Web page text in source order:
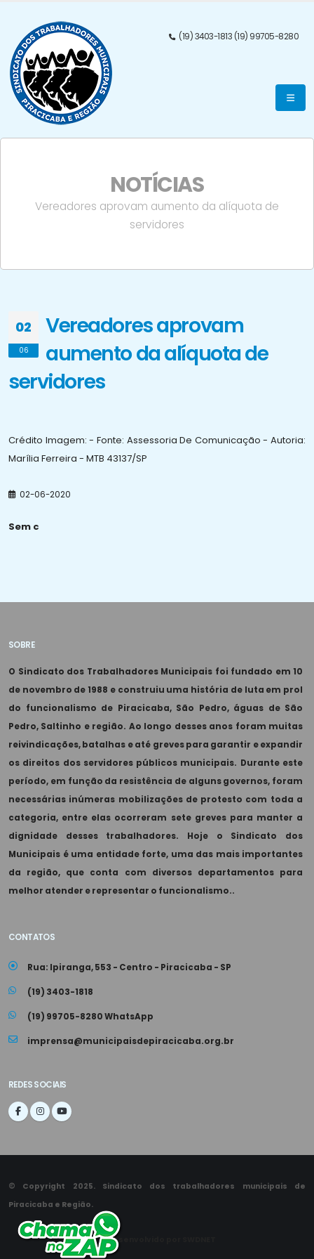
(19) 3403-1813 (19) 99705-8280
NOTÍCIAS
Vereadores aprovam aumento da alí­quota de
servidores
02
06
Vereadores aprovam
aumento da alí­quota de
servidores
Crédito Imagem: - Fonte: Assessoria De Comunicação - Autoria:
Marília Ferreira - MTB 43137/SP
02-06-2020
Sem c
SOBRE
O Sindicato dos Trabalhadores Municipais foi fundado em 10
de novembro de 1988 e construiu uma história de luta em prol
do funcionalismo de Piracicaba, São Pedro, águas de São
Pedro, Saltinho e região. Ao longo desses anos foram muitas
reivindicações, batalhas e até greves para garantir e expandir
os direitos dos servidores públicos municipais. Durante este
período, em função da resistência de alguns governos, foram
necessárias inúmeras mobilizações de protesto com toda a
categoria, entre elas ocorreram sete greves para manter a
dignidade desses trabalhadores. Hoje o Sindicato dos
Municipais é uma entidade forte, uma das mais importantes
da região, que conta com diversos departamentos para
melhor atender e representar o funcionalismo..
CONTATOS
Rua: Ipiranga, 553 - Centro - Piracicaba - SP
(19) 3403-1818
(19) 99705-8280 WhatsApp
imprensa@municipaisdepiracicaba.org.br
REDES SOCIAIS
© Copyright 2025. Sindicato dos trabalhadores municipais de
Piracicaba e Região.
Desenvolvido por SWDNET